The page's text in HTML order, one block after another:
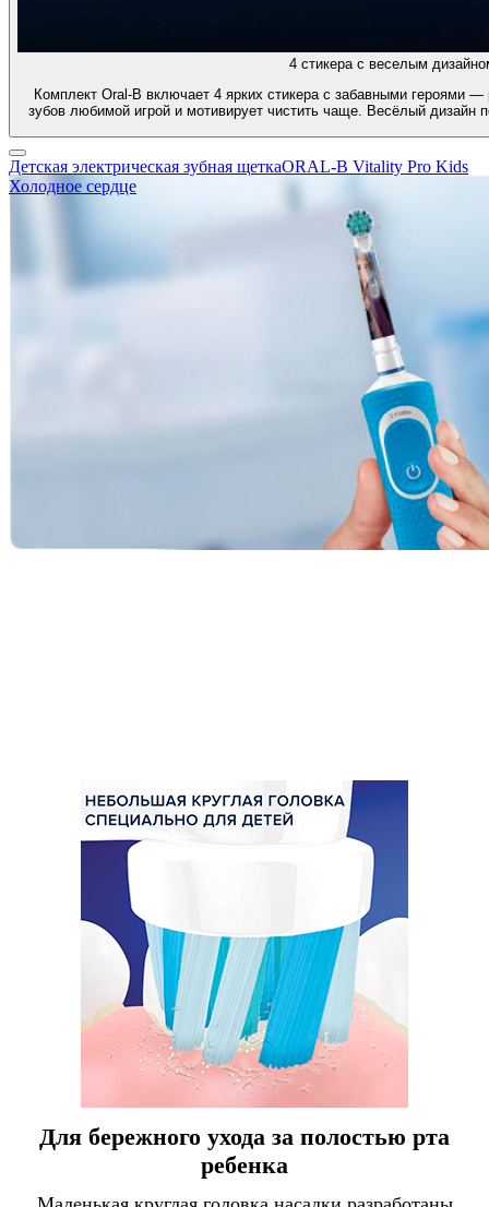
4 стикера с веселым
Комплект Oral-B включает 4 ярких стикера с забавными героями
зубов любимой игрой и мотивирует чистить чаще. Весёлый дизайн
Детская электрическая зубная щеткаORAL-B Vitality Pro Kids
Холодное сердце
Для бережного ухода за полостью рта
ребенка